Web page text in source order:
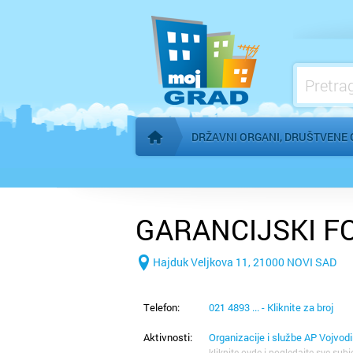
Početna stranica
DRŽAVNI ORGANI, DRUŠTVENE
Međunarodne organizacije
Mesne zajednice
Organi AP Vojvodine
GARANCIJSKI
Hajduk Veljkova 11, 21000 NOVI SAD
Telefon: 021 4893 ... - Kliknite za broj
Aktivnosti: Organizacije i službe AP